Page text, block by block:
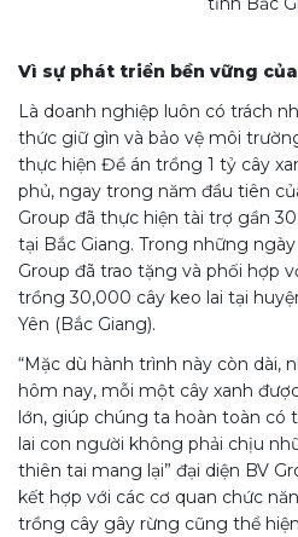
Vì sự phát triển bền vững
Là doanh nghiệp luôn có trách
thức giữ gìn và bảo vệ môi
thực hiện Đề án trồng 1 tỷ cây
phủ, ngay trong năm đầu tiên
Group đã thực hiện tài trợ gần
tại Bắc Giang. Trong những
Group đã trao tặng và phối hợp
trồng 30,000 cây keo lai tại
Yên (Bắc Giang).
“Mặc dù hành trình này còn dài,
hôm nay, mỗi một cây xanh
lớn, giúp chúng ta hoàn toàn
lai con người không phải chịu
thiên tai mang lại” đại diện BV
kết hợp với các cơ quan chức
trồng cây gây rừng cũng thể